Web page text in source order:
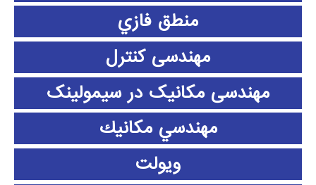
منطق فازي
مهندسی کنترل
مهندسی مکانیک در سیمولینک
مهندسي مكانيك
ویولت